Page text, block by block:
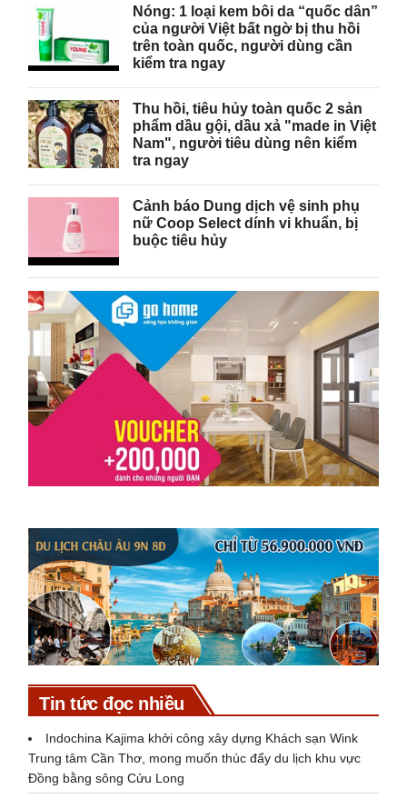
Nóng: 1 loại kem bôi da “quốc dân”
của người Việt bất ngờ bị thu hồi
trên toàn quốc, người dùng cần
kiểm tra ngay
Thu hồi, tiêu hủy toàn quốc 2 sản
phẩm dầu gội, dầu xả "made in Việt
Nam", người tiêu dùng nên kiểm
tra ngay
Cảnh báo Dung dịch vệ sinh phụ
nữ Coop Select dính vi khuẩn, bị
buộc tiêu hủy
Tin tức đọc nhiều
Indochina Kajima khởi công xây dựng Khách sạn Wink
Trung tâm Cần Thơ, mong muốn thúc đẩy du lịch khu vực
Đồng bằng sông Cửu Long